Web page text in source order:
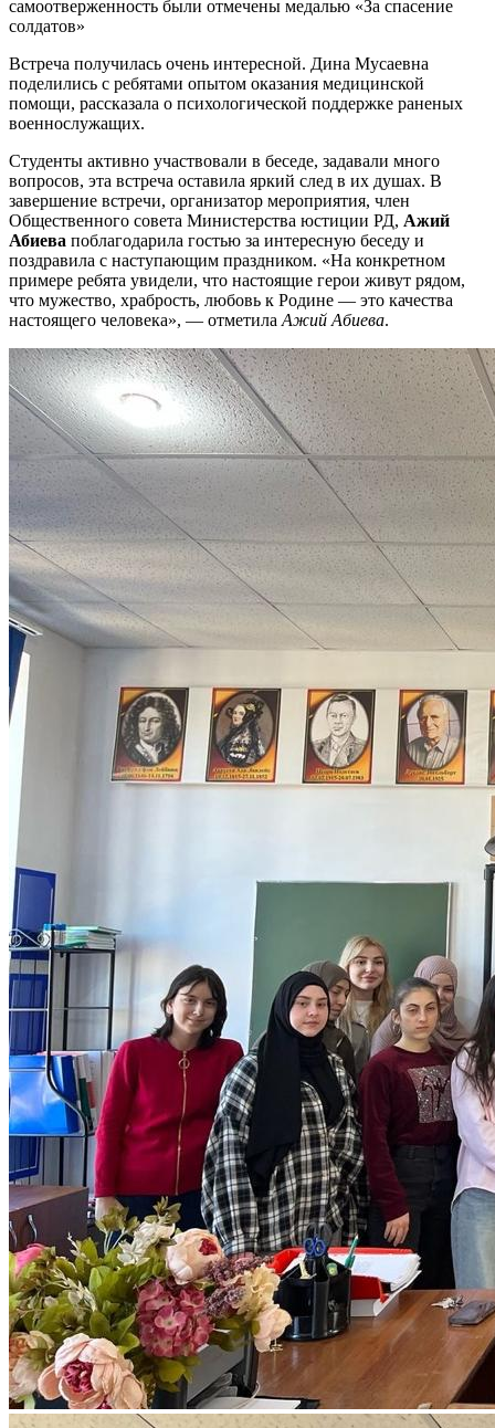
самоотверженность были отмечены медалью «За спасение
солдатов»
Встреча получилась очень интересной. Дина Мусаевна
поделились с ребятами опытом оказания медицинской
помощи, рассказала о психологической поддержке раненых
военнослужащих.
Студенты активно участвовали в беседе, задавали много
вопросов, эта встреча оставила яркий след в их душах. В
завершение встречи, организатор мероприятия, член
Общественного совета Министерства юстиции РД, Ажий
Абиева поблагодарила гостью за интересную беседу и
поздравила с наступающим праздником. «На конкретном
примере ребята увидели, что настоящие герои живут рядом,
что мужество, храбрость, любовь к Родине — это качества
настоящего человека», — отметила Ажий Абиева.